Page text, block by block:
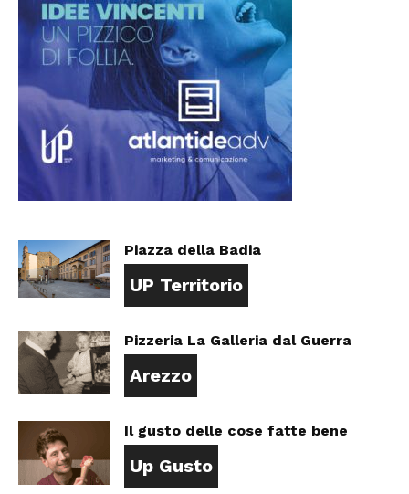
Piazza della Badia
UP Territorio
Pizzeria La Galleria dal Guerra
Arezzo
Il gusto delle cose fatte bene
Up Gusto